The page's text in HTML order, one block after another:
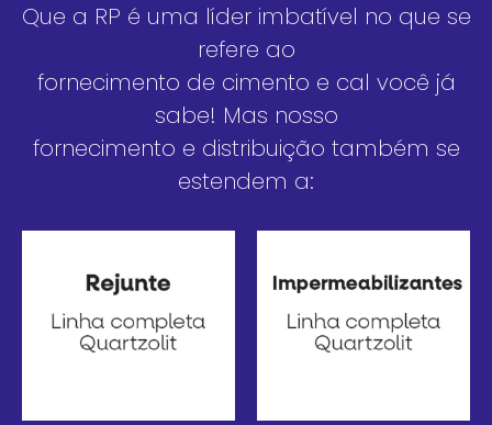
Que a RP é uma líder imbatível no que se
refere ao
fornecimento de cimento e cal você já
sabe! Mas nosso
fornecimento e distribuição também se
estendem a: